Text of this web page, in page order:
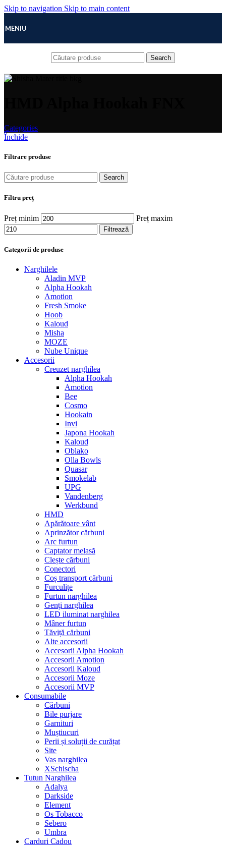
Skip to navigation Skip to main content
MENIU
Search
Categories
Închide
Filtrare produse
Search
Filtru preț
Preț minim Preț maxim
Filtrează
Categorii de produse
Narghilele
Aladin MVP
Alpha Hookah
Amotion
Fresh Smoke
Hoob
Kaloud
Misha
MOZE
Nube Unique
Accesorii
Creuzet narghilea
Alpha Hookah
Amotion
Bee
Cosmo
Hookain
Invi
Japona Hookah
Kaloud
Oblako
Olla Bowls
Quasar
Smokelab
UPG
Vandenberg
Werkbund
HMD
Apărătoare vânt
Aprinzător cărbuni
Arc furtun
Captator melasă
Clește cărbuni
Conectori
Coș transport cărbuni
Furculițe
Furtun narghilea
Genți narghilea
LED iluminat narghilea
Mâner furtun
Tăviță cărbuni
Alte accesorii
Accesorii Alpha Hookah
Accesorii Amotion
Accesorii Kaloud
Accesorii Moze
Accesorii MVP
Consumabile
Cărbuni
Bile purjare
Garnituri
Muștiucuri
Perii și soluții de curățat
Site
Vas narghilea
XSchischa
Tutun Narghilea
Adalya
Darkside
Element
Os Tobacco
Sebero
Umbra
Carduri Cadou